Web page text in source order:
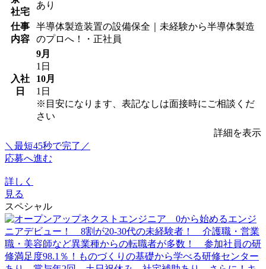
社宅
あり
仕事
内容
半導体製造装置の設備保全｜未経験から半導体製造
のプロへ！・正社員
入社
日
9月
1日
10月
1日
※目安になります、表記なしは面接時にご相談くだ
さい
詳細を表示
＼最短45秒で完了／
応募へ進む
詳しく
見る
スペシャル